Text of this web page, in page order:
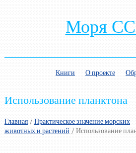
Моря
Книги О проекте
Использование планктона
Главная/ Практическое значение морских
животных и растений / Использование